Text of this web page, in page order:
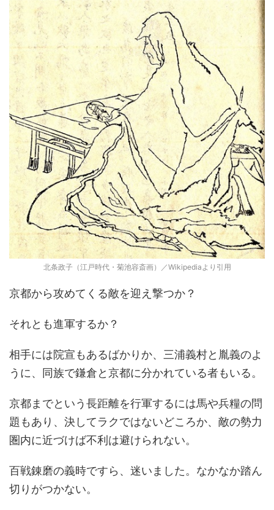
北条政子（江戸時代・菊池容斎画）／Wikipediaより引用
京都から攻めてくる敵を迎え撃つか？
それとも進軍するか？
相手には院宣もあるばかりか、三浦義村と胤義のよ
うに、同族で鎌倉と京都に分かれている者もいる。
京都までという長距離を行軍するには馬や兵糧の問
題もあり、決してラクではないどころか、敵の勢力
圏内に近づけば不利は避けられない。
百戦錬磨の義時ですら、迷いました。なかなか踏ん
切りがつかない。